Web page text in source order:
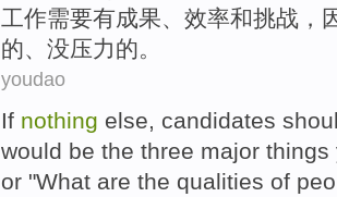
工作需要有成果、 效率和挑战 ，
的、 没压力的。
youdao
If nothing else, candidates
would be the three major things
or "What are the qualities of